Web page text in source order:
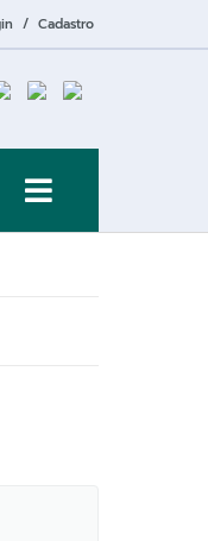
/ Cadastro